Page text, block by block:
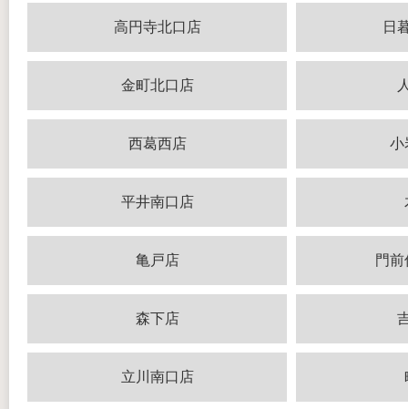
高円寺北口店 日
金町北口店
西葛西店 小
平井南口店
亀戸店 門
森下店
立川南口店